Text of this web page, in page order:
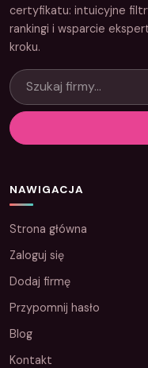
certyfikatu: intuicyjne
rankingi i wsparcie
kroku.
NAWIGACJA
Strona główna
Zaloguj się
Dodaj firmę
Przypomnij hasło
Blog
Kontakt